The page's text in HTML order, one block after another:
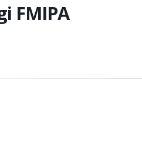
FMIPA